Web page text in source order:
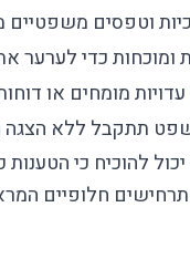
וטפסים משפטיים
כדי לערער
מומחים או
תתקבל ללא הצגה
להוכיח כי
תרחישים חלופיים